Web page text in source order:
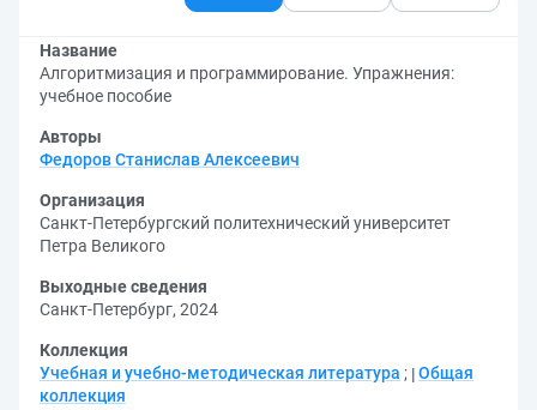
Название
Алгоритмизация и программирование. Упражнения:
учебное пособие
Авторы
Федоров Станислав Алексеевич
Организация
Санкт-Петербургский политехнический университет
Петра Великого
Выходные сведения
Санкт-Петербург, 2024
Коллекция
Учебная и учебно-методическая литература ; Общая
коллекция